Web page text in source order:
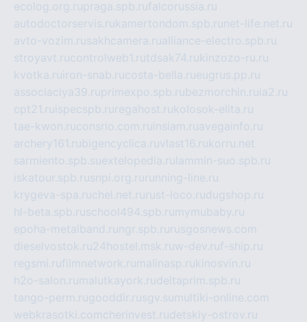
ecolog.org.rupraga.spb.rufalcorussia.ru
autodoctorservis.rukamertondom.spb.ru net-life.net.ru
avto-vozim.rusakhcamera.rualliance-electro.spb.ru
stroyavt.rucontrolweb1.rutdsak74.rukinzozo-ru.ru
kvotka.ru iron-snab.rucosta-bella.rueugrus.pp.ru
associaciya39.ruprimexpo.spb.rubezmorchin.ru ia2.ru
cpt21.ru ispecspb.ru regahost.rukolosok-elita.ru
tae-kwon.ruconsrio.com.ru insiam.ruavegainfo.ru
archery161.rubigencyclica.ruvlast16.rukorru.net
sarmiento.spb.suextelopedia.ru lammin-suo.spb.ru
iskatour.spb.rusnpi.org.ru running-line.ru
krygeva-spa.ruchel.net.ru rust-loco.rudugshop.ru
hl-beta.spb.ruschool494.spb.ru mymubaby.ru
epoha-metalband.ru ngr.spb.ru rusgosnews.com
dieselvostok.ru24hostel.msk.ruw-dev.ruf-ship.ru
regsmi.rufilmnetwork.ru malinasp.rukinosvin.ru
h2o-salon.ru malutkayork.rudeltaprim.spb.ru
tango-perm.rugooddir.rusgv.su multiki-online.com
webkrasotki.comcherinvest.rudetskiy-ostrov.ru